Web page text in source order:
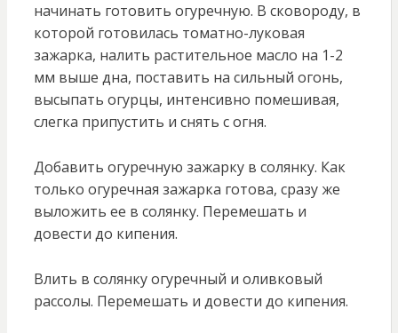
начинать готовить огуречную. В сковороду, в
которой готовилась томатно-луковая
зажарка, налить растительное масло на 1-2
мм выше дна, поставить на сильный огонь,
высыпать огурцы, интенсивно помешивая,
слегка припустить и снять с огня.
Добавить огуречную зажарку в солянку. Как
только огуречная зажарка готова, сразу же
выложить ее в солянку. Перемешать и
довести до кипения.
Влить в солянку огуречный и оливковый
рассолы. Перемешать и довести до кипения.